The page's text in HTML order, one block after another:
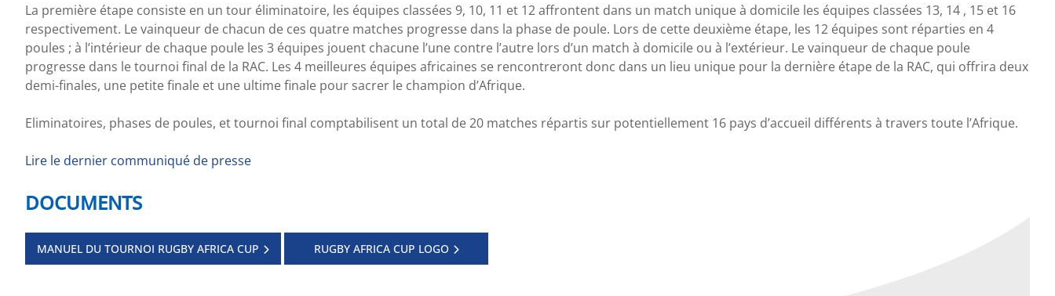
La première étape consiste en un tour éliminatoire, les équipes classées 9, 10, 11 et 12 affrontent dans un match unique à domicile les équipes classées 13, 14 , 15 et 16
respectivement. Le vainqueur de chacun de ces quatre matches progresse dans la phase de poule. Lors de cette deuxième étape, les 12 équipes sont réparties en 4
poules ; à l’intérieur de chaque poule les 3 équipes jouent chacune l’une contre l’autre lors d’un match à domicile ou à l’extérieur. Le vainqueur de chaque poule
progresse dans le tournoi final de la RAC. Les 4 meilleures équipes africaines se rencontreront donc dans un lieu unique pour la dernière étape de la RAC, qui offrira deux
demi-finales, une petite finale et une ultime finale pour sacrer le champion d’Afrique.
Eliminatoires, phases de poules, et tournoi final comptabilisent un total de 20 matches répartis sur potentiellement 16 pays d’accueil différents à travers toute l’Afrique.
Lire le dernier communiqué de presse
DOCUMENTS
MANUEL DU TOURNOI RUGBY AFRICA CUP RUGBY AFRICA CUP LOGO